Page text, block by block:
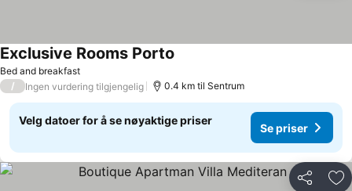
Bed and breakfast
Exclusive Rooms Porto
/ Ingen vurdering tilgjengelig 0.4 km til Sentrum
Velg datoer for å se nøyaktige priser
Se priser
Del